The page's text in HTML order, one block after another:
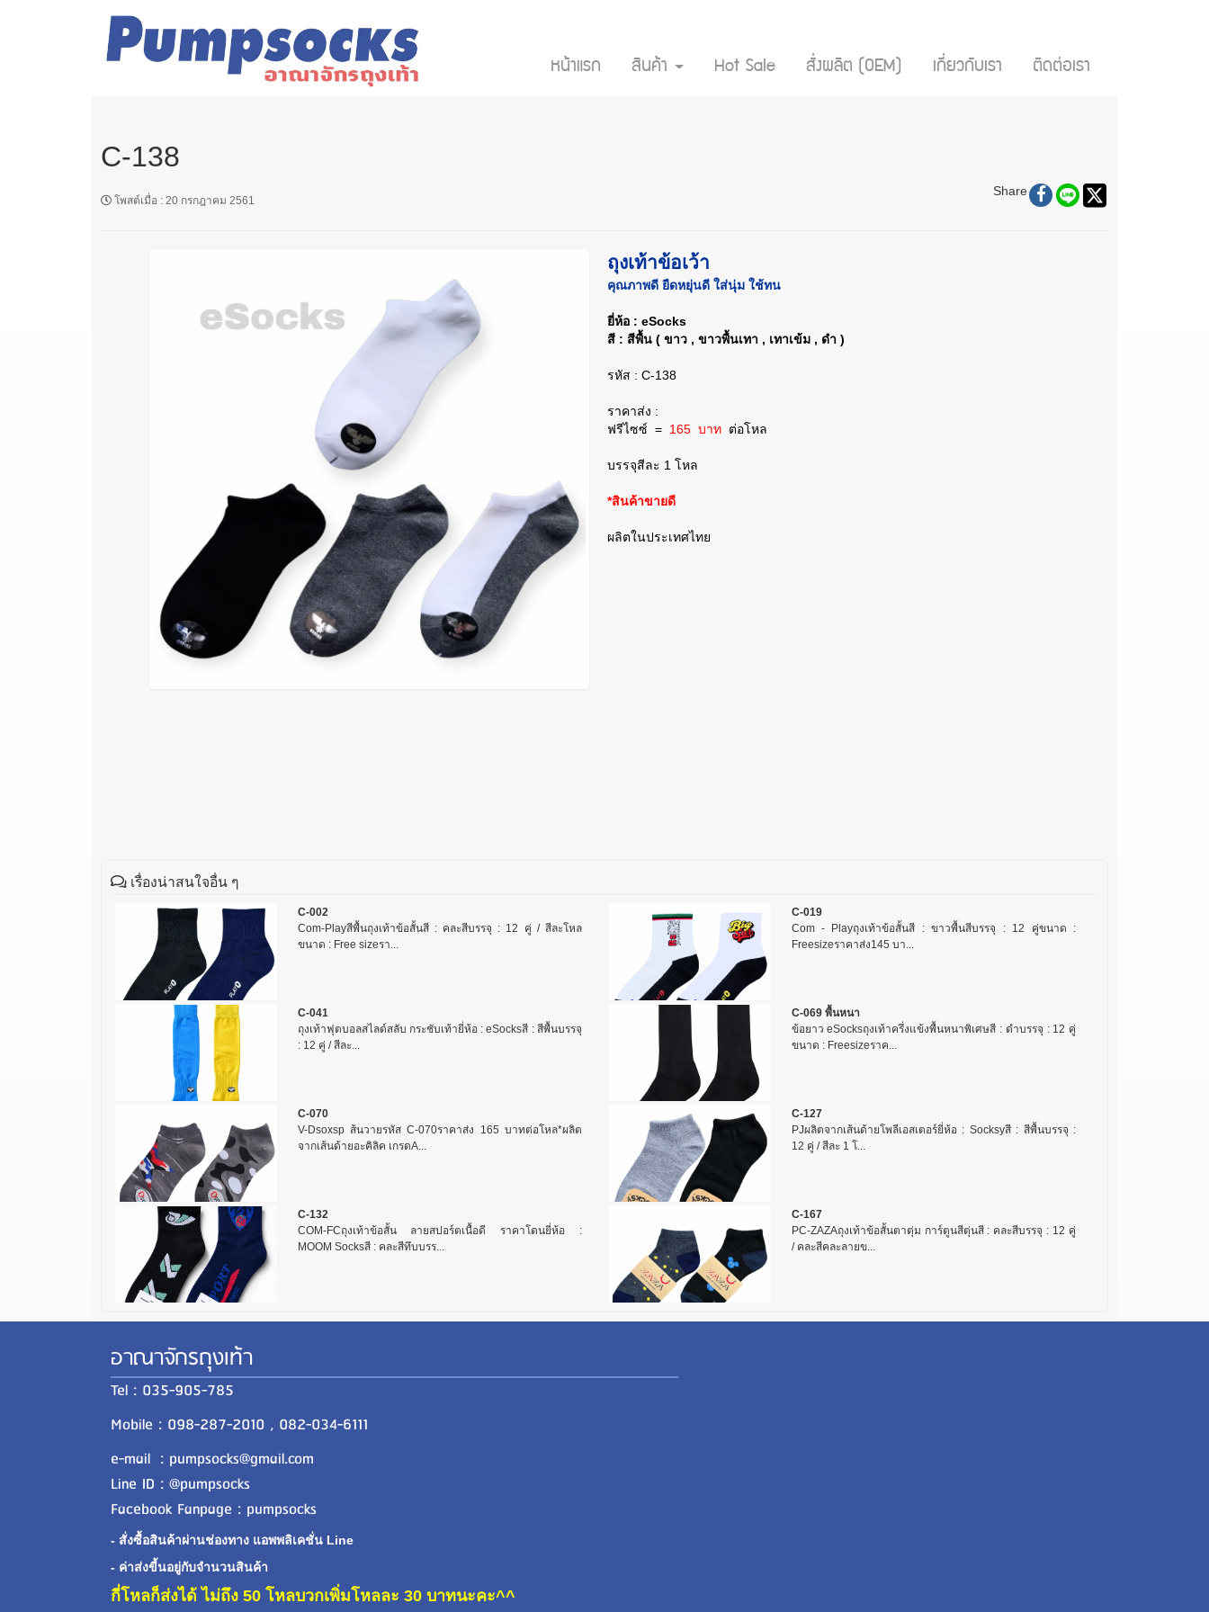
หน้าแรก สินค้า Hot Sale สั่งผลิต (OEM) เกี่ยวกับเรา ติดต่อเรา
C-138
โพสต์เมื่อ : 20 กรกฎาคม 2561
Share
ถุงเท้าข้อเว้า
คุณภาพดี ยืดหยุ่นดี ใส่นุ่ม ใช้ทน
ยี่ห้อ : eSocks
สี : สีพื้น ( ขาว , ขาวพื้นเทา , เทาเข้ม , ดำ )
รหัส : C-138
ราคาส่ง :
ฟรีไซซ์ = 165 บาท ต่อโหล
บรรจุสีละ 1 โหล
*สินค้าขายดี
ผลิตในประเทศไทย
เรื่องน่าสนใจอื่น ๆ
C-002
Com-Playสีพื้นถุงเท้าข้อสั้นสี : คละสีบรรจุ : 12 คู่ / สีละโหล
ขนาด : Free sizeรา...
C-019
Com - Playถุงเท้าข้อสั้นสี : ขาวพื้นสีบรรจุ : 12 คู่ขนาด :
Freesizeราคาส่ง145 บา...
C-041
ถุงเท้าฟุตบอลสไลด์สลับ กระชับเท้ายี่ห้อ : eSocksสี : สีพื้นบรรจุ
: 12 คู่ / สีละ...
C-069 พื้นหนา
ข้อยาว eSocksถุงเท้าครึ่งแข้งพื้นหนาพิเศษสี : ดำบรรจุ : 12 คู่
ขนาด : Freesizeราค...
C-070
V-Dsoxsp ส้นวายรหัส C-070ราคาส่ง 165 บาทต่อโหล*ผลิต
จากเส้นด้ายอะคิลิค เกรดA...
C-127
PJผลิตจากเส้นด้ายโพลีเอสเตอร์ยี่ห้อ : Socksyสี : สีพื้นบรรจุ :
12 คู่ / สีละ 1 โ...
C-132
COM-FCถุงเท้าข้อสั้น ลายสปอร์ตเนื้อดี ราคาโดนยี่ห้อ :
MOOM Socksสี : คละสีทึบบรร...
C-167
PC-ZAZAถุงเท้าข้อสั้นตาตุ่ม การ์ตูนสีตุ่นสี : คละสีบรรจุ : 12 คู่
/ คละสีคละลายข...
อาณาจักรถุงเท้า
Tel : 035-905-785
Mobile : 098-287-2010 , 082-034-6111
e-mail : pumpsocks@gmail.com
Line ID : @pumpsocks
Facebook Fanpage : pumpsocks
- สั่งซื้อสินค้าผ่านช่องทาง แอพพลิเคชั่น Line
- ค่าส่งขี้นอยู่กับจำนวนสินค้า
กี่โหลก็ส่งได้ ไม่ถึง 50 โหลบวกเพิ่มโหลละ 30 บาทนะคะ^^